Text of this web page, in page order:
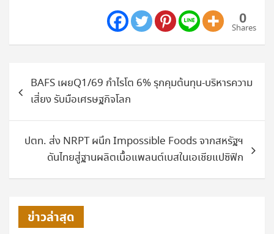
0
Shares
เรื่องBAFS เผยQ1/69 กำไรโต 6% รุกคุมต้นทุน-บริหารความ
เสี่ยง รับมือเศรษฐกิจโลก
ปตท. ส่ง NRPT ผนึก Impossible Foods จากสหรัฐฯ
ดันไทยสู่ฐานผลิตเนื้อแพลนต์เบสในเอเชียแปซิฟิก
ข่าวล่าสุด